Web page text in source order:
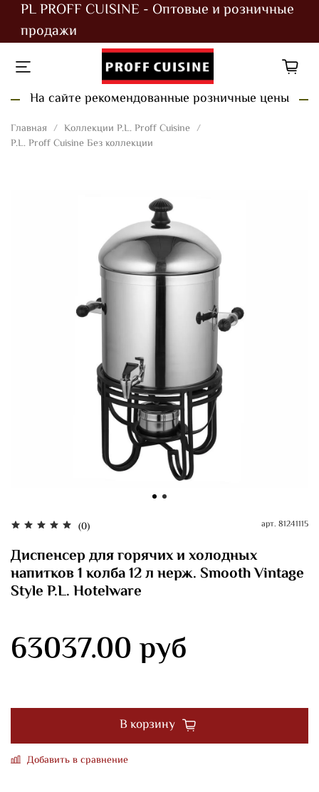
PL PROFF CUISINE - Оптовые и розничные
продажи
На сайте рекомендованные розничные цены
Главная
Коллекции P.L. Proff Cuisine
P.L. Proff Cuisine Без коллекции
(0) арт. 81241115
Диспенсер для горячих и холодных
напитков 1 колба 12 л нерж. Smooth Vintage
Style P.L. Hotelware
63037.00 руб
В корзину
Добавить в сравнение